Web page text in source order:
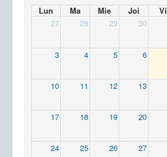
Lun Ma Mie Joi Vi
27
28 29 30
3 4 5 6
10 11 12 13
17 18 19 20
24 25 26 27